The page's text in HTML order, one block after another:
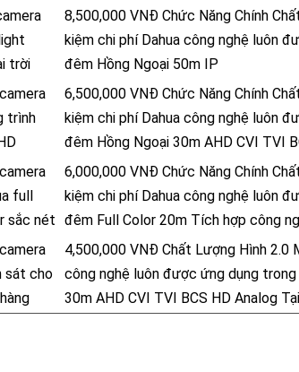
trời
8,500,000 VNĐ Chức Năng Chính
kiệm chi phí Dahua công nghệ luôn
đêm Hồng Ngoại 50m IP
trình
6,500,000 VNĐ Chức Năng Chính
kiệm chi phí Dahua công nghệ luôn
đêm Hồng Ngoại 30m AHD CVI TVI
full
sắc nét
6,000,000 VNĐ Chức Năng Chính
kiệm chi phí Dahua công nghệ luôn
đêm Full Color 20m Tích hợp công
sát cho
4,500,000 VNĐ Chất Lượng Hình
công nghệ luôn được ứng dụng
30m AHD CVI TVI BCS HD Analog